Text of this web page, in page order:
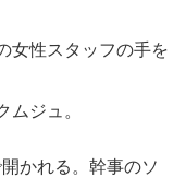
女性スタッフの手を
ムジュ。
かれる。幹事のソ